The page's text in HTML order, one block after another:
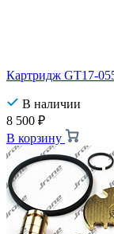
Картридж GT17-
В наличии
8 500 ₽
В корзину